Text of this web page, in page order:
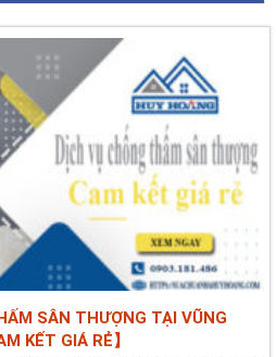
SÂN THƯỢNG TẠI VŨNG
KẾT GIÁ RẺ】